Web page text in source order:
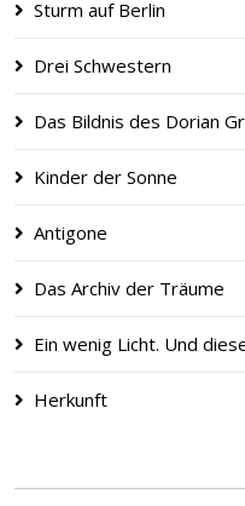
Sturm auf Berlin
Drei Schwestern
Das Bildnis des Dorian
Kinder der Sonne
Antigone
Das Archiv der Träume
Ein wenig Licht. Und
Herkunft